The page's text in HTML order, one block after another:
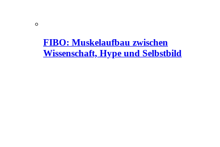
FIBO: Muskelaufbau zwischen
Wissenschaft, Hype und Selbstbild